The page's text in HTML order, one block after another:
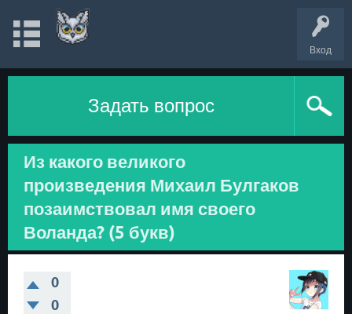
Вход
Задать вопрос
Из какого великого
произведения Михаил Булгаков
позаимствовал имя своего
Воланда? (5 букв)
0
0